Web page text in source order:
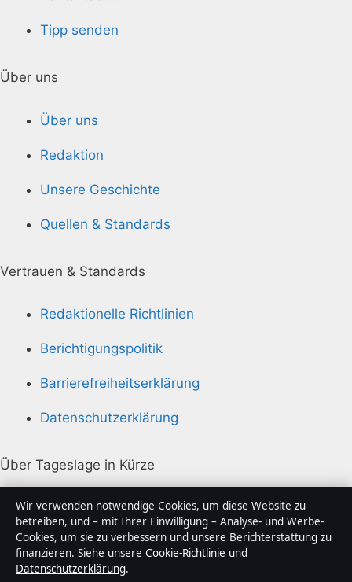
Tipp senden
Über uns
Über uns
Redaktion
Unsere Geschichte
Quellen & Standards
Vertrauen & Standards
Redaktionelle Richtlinien
Berichtigungspolitik
Barrierefreiheitserklärung
Datenschutzerklärung
Über Tageslage in Kürze
Tageslage ist ein unabhängiger digitaler
Nachrichtenanbieter mit Fokus auf Politik, Wirtschaft,
Technik und Gesellschaft in Deutschland. Jeder Artikel
trägt eine Byline, wird von einem Redakteur geprüft
Wir verwenden notwendige Cookies, um diese Website zu
betreiben, und – mit Ihrer Einwilligung – Analyse- und Werbe-
Cookies, um sie zu verbessern und unsere Berichterstattung zu
finanzieren. Siehe unsere Cookie-Richtlinie und
Datenschutzerklärung.